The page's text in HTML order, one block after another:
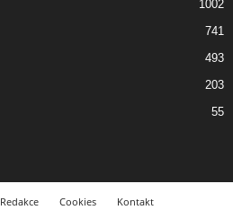
1002
741
493
203
55
Redakce Cookies Kontakt